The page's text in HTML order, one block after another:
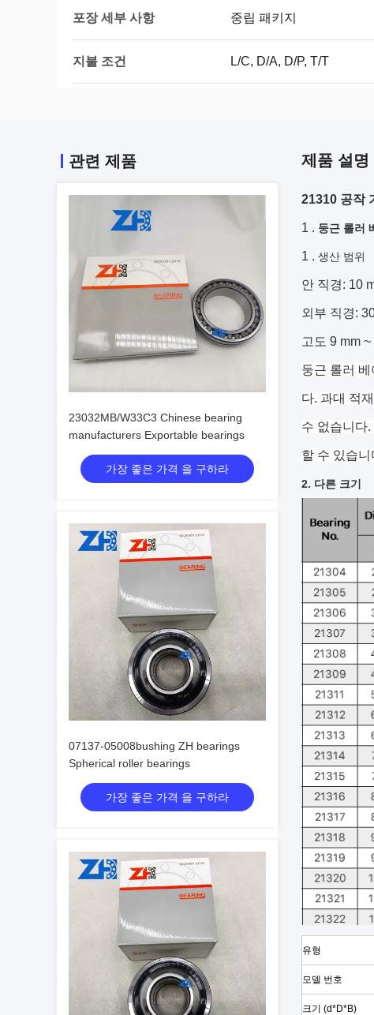
포장 세부 사항 중립 패키지
지불 조건 L/C, D/A, D/P, T/T
관련 제품
23032MB/W33C3 Chinese bearing
manufacturers Exportable bearings
가장 좋은 가격 을 구하라
07137-05008bushing ZH bearings
Spherical roller bearings
가장 좋은 가격 을 구하라
제품 설명
21310 공작
1 . 둥근 롤러
1 . 생산 범위
안 직경: 10
외부 직경:
고도 9 mm
둥근 롤러
다. 과대 적
수 없습니다
할 수 있습니
2. 다른 크기
유형
모델 번호
크기 (d*D*B)